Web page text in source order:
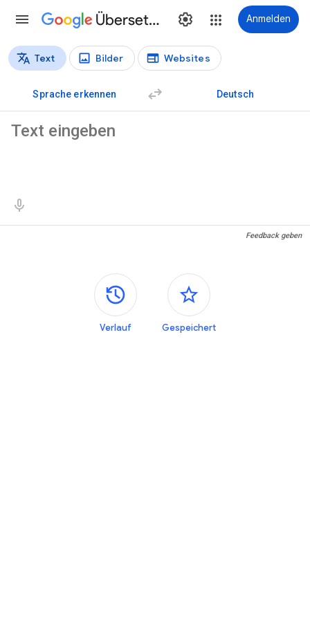
Übersetzer Anmelden
Übersetzungstypen
Text Bilder Websites
Sprache erkennen Deutsch
Feedback geben
Seitenleisten
Verlauf Gespeichert